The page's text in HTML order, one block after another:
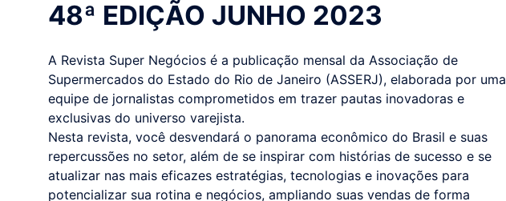
48ª EDIÇÃO JUNHO 2023
A Revista Super Negócios é a publicação mensal da Associação de
Supermercados do Estado do Rio de Janeiro (ASSERJ), elaborada por uma
equipe de jornalistas comprometidos em trazer pautas inovadoras e
exclusivas do universo varejista.
Nesta revista, você desvendará o panorama econômico do Brasil e suas
repercussões no setor, além de se inspirar com histórias de sucesso e se
atualizar nas mais eficazes estratégias, tecnologias e inovações para
potencializar sua rotina e negócios, ampliando suas vendas de forma